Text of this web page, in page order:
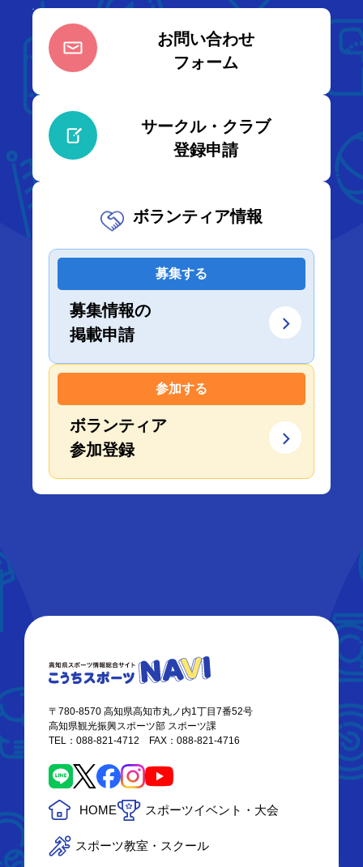
お問い合わせ
フォーム
サークル・クラブ
登録申請
ボランティア情報
募集する
募集情報の
掲載申請
参加する
ボランティア
参加登録
〒780-8570 高知県高知市丸ノ内1丁目7番52号
高知県観光振興スポーツ部 スポーツ課
TEL：088-821-4712 FAX：088-821-4716
HOME スポーツイベント・大会
スポーツ教室・スクール